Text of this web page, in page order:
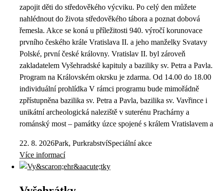
zapojit děti do středověkého výcviku. Po celý den můžete
nahlédnout do života středověkého tábora a poznat dobová
řemesla. Akce se koná u příležitosti 940. výročí korunovace
prvního českého krále Vratislava II. a jeho manželky Svatavy
Polské, první české královny. Vratislav II. byl zároveň
zakladatelem Vyšehradské kapituly a baziliky sv. Petra a Pavla.
Program na Královském okrsku je zdarma. Od 14.00 do 18.00
individuální prohlídka V rámci programu bude mimořádně
zpřístupněna bazilika sv. Petra a Pavla, bazilika sv. Vavřince i
unikátní archeologická naleziště v suterénu Prachárny a
románský most – památky úzce spojené s králem Vratislavem a
22. 8. 2026Park, PurkrabstvíSpeciální akce
Více informací